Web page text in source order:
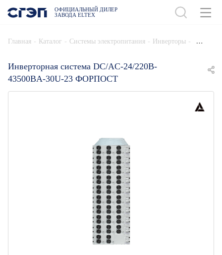
ОФИЦИАЛЬНЫЙ ДИЛЕР
ЗАВОДА ELTEX
Главная - Каталог - Системы электропитания - Инверторы -
Инверторная система DC/AC-24/220B-
43500BA-30U-23 ФОРПОСТ